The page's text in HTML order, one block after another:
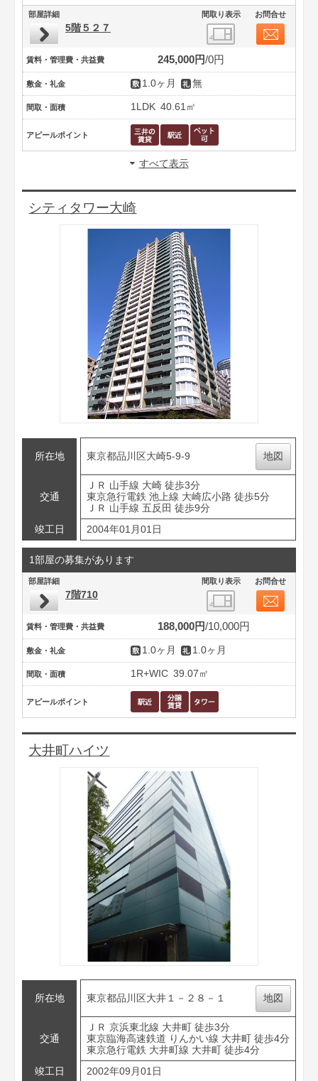
部屋詳細 間取り表示 お問合せ
5階５２７
賃料・管理費・共益費 245,000円 0円
敷金・礼金 1.0ヶ月 無
間取・面積 1LDK 40.61㎡
アピールポイント
すべて表示
シティタワー大崎
所在地 東京都品川区大崎5-9-9 地図
交通
ＪＲ 山手線 大崎 徒歩3分
東京急行電鉄 池上線 大崎広小路 徒歩5分
ＪＲ 山手線 五反田 徒歩9分
竣工日
2004年01月01日
1部屋の募集があります
部屋詳細 間取り表示 お問合せ
7階710
賃料・管理費・共益費 188,000円 10,000円
敷金・礼金 1.0ヶ月 1.0ヶ月
間取・面積 1R+WIC 39.07㎡
アピールポイント
大井町ハイツ
所在地 東京都品川区大井１－２８－１ 地図
交通
ＪＲ 京浜東北線 大井町 徒歩3分
東京臨海高速鉄道 りんかい線 大井町 徒歩4分
東京急行電鉄 大井町線 大井町 徒歩4分
竣工日
2002年09月01日